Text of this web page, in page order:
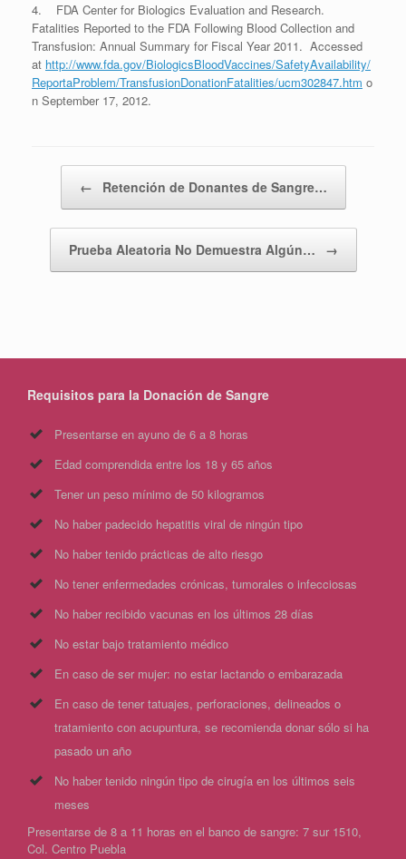
4. FDA Center for Biologics Evaluation and Research.
Fatalities Reported to the FDA Following Blood Collection and
Transfusion: Annual Summary for Fiscal Year 2011. Accessed
at http://www.fda.gov/BiologicsBloodVaccines/SafetyAvailability/
ReportaProblem/TransfusionDonationFatalities/ucm302847.htm o
n September 17, 2012.
← Retención de Donantes de Sangre…
Prueba Aleatoria No Demuestra Algún… →
Requisitos para la Donación de Sangre
Presentarse en ayuno de 6 a 8 horas
Edad comprendida entre los 18 y 65 años
Tener un peso mínimo de 50 kilogramos
No haber padecido hepatitis viral de ningún tipo
No haber tenido prácticas de alto riesgo
No tener enfermedades crónicas, tumorales o infecciosas
No haber recibido vacunas en los últimos 28 días
No estar bajo tratamiento médico
En caso de ser mujer: no estar lactando o embarazada
En caso de tener tatuajes, perforaciones, delineados o
tratamiento con acupuntura, se recomienda donar sólo si ha
pasado un año
No haber tenido ningún tipo de cirugía en los últimos seis
meses
Presentarse de 8 a 11 horas en el banco de sangre: 7 sur 1510,
Col. Centro Puebla